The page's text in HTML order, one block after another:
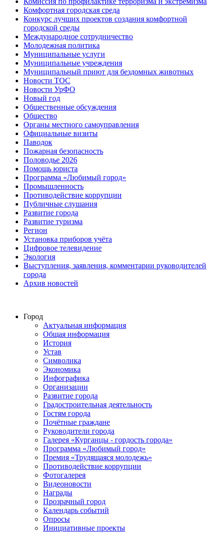
Комфортная городская среда
Конкурс лучших проектов создания комфортной
городской среды
Международное сотрудничество
Молодежная политика
Муниципальные услуги
Муниципальные учреждения
Муниципальный приют для бездомных животных
Новости ТОС
Новости УрФО
Новый год
Общественные обсуждения
Общество
Органы местного самоуправления
Официальные визиты
Паводок
Пожарная безопасность
Половодье 2026
Помощь юриста
Программа «Любимый город»
Промышленность
Противодействие коррупции
Публичные слушания
Развитие города
Развитие туризма
Регион
Установка приборов учёта
Цифровое телевидение
Экология
Выступления, заявления, комментарии руководителей
города
Архив новостей
Город
Актуальная информация
Общая информация
История
Устав
Символика
Экономика
Инфографика
Организации
Развитие города
Градостроительная деятельность
Гостям города
Почётные граждане
Руководители города
Галерея «Курганцы - гордость города»
Программа «Любимый город»
Премия «Трудящаяся молодежь»
Противодействие коррупции
Фотогалерея
Видеоновости
Награды
Прозрачный город
Календарь событий
Опросы
Инициативные проекты